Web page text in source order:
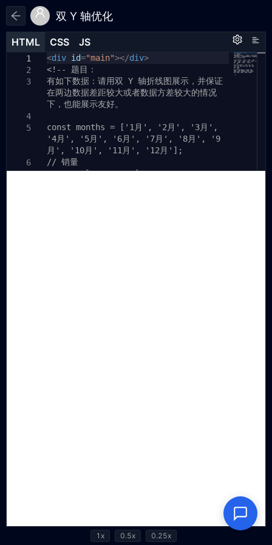
双 Y 轴优化
HTML CSS JS
1
2
3
4
5
6
7
<div id="main"></div>
<!-- 题目：
有如下数据：请用双 Y 轴折线图展示，并保证
在两边数据差距较大或者数据方差较大的情况
下，也能展示友好。
const months = ['1月', '2月', '3月',
'4月', '5月', '6月', '7月', '8月', '9
月', '10月', '11月', '12月'];
// 销量
const salesData = [120, 132, 101,
HTML CSS JS
1
2
3
#main
{
width:
100%
height:
100vh;
}
HTML CSS JS
1
2
3
5
6
9
varapp= {};
varchartDom=document.
getElementById("main");
var myChart=echarts
varapp= {};
var chartDom=document.
getElementById
varmyChart=echarts.init(chartDom);
1x 0.5x 0.25x